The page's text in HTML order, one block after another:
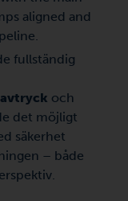
fullständig
och
det möjligt
säkerhet
– både